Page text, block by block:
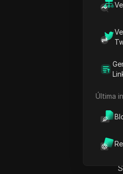
Última